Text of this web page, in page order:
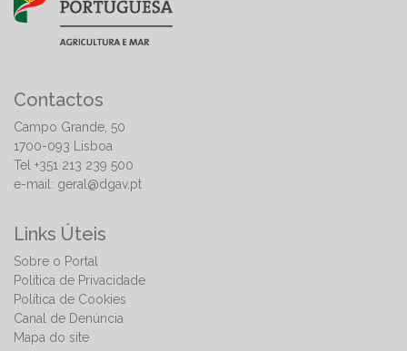
Contactos
Campo Grande, 50
1700-093 Lisboa
Tel +351 213 239 500
e-mail: geral@dgav.pt
Links Úteis
Sobre o Portal
Política de Privacidade
Política de Cookies
Canal de Denúncia
Mapa do site